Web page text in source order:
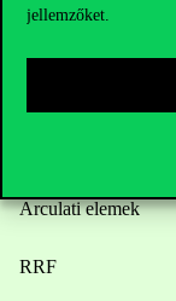
jellemzőket.
Arculati elemek
RRF